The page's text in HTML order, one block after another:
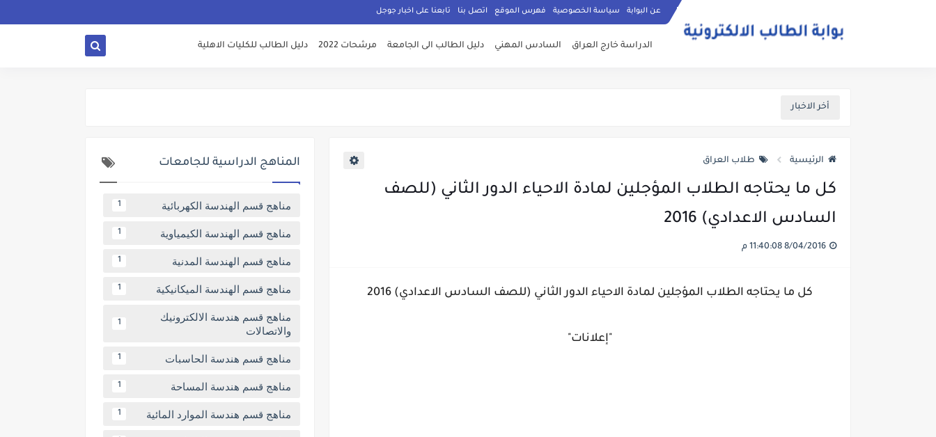
عن البوابة سياسة الخصوصية فهرس الموقع اتصل بنا تابعنا على اخبار جوجل
الدراسة خارج العراق السادس المهني دليل الطالب الى الجامعة مرشحات 2022 دليل الطالب للكليات الاهلية
أخر الاخبار
الرئيسية طلاب العراق
كل ما يحتاجه الطلاب المؤجلين لمادة الاحياء الدور الثاني (للصف
السادس الاعدادي) 2016
كل ما يحتاجه الطلاب المؤجلين لمادة الاحياء الدور الثاني (للصف السادس الاعدادي) 2016
"إعلانات"
المناهج الدراسية للجامعات
مناهج قسم الهندسة الكهربائية 1
مناهج قسم الهندسة الكيمياوية 1
مناهج قسم الهندسة المدنية 1
مناهج قسم الهندسة الميكانيكية 1
مناهج قسم هندسة الالكترونيك
والاتصالات
1
مناهج قسم هندسة الحاسبات 1
مناهج قسم هندسة المساحة 1
مناهج قسم هندسة الموارد المائية 1